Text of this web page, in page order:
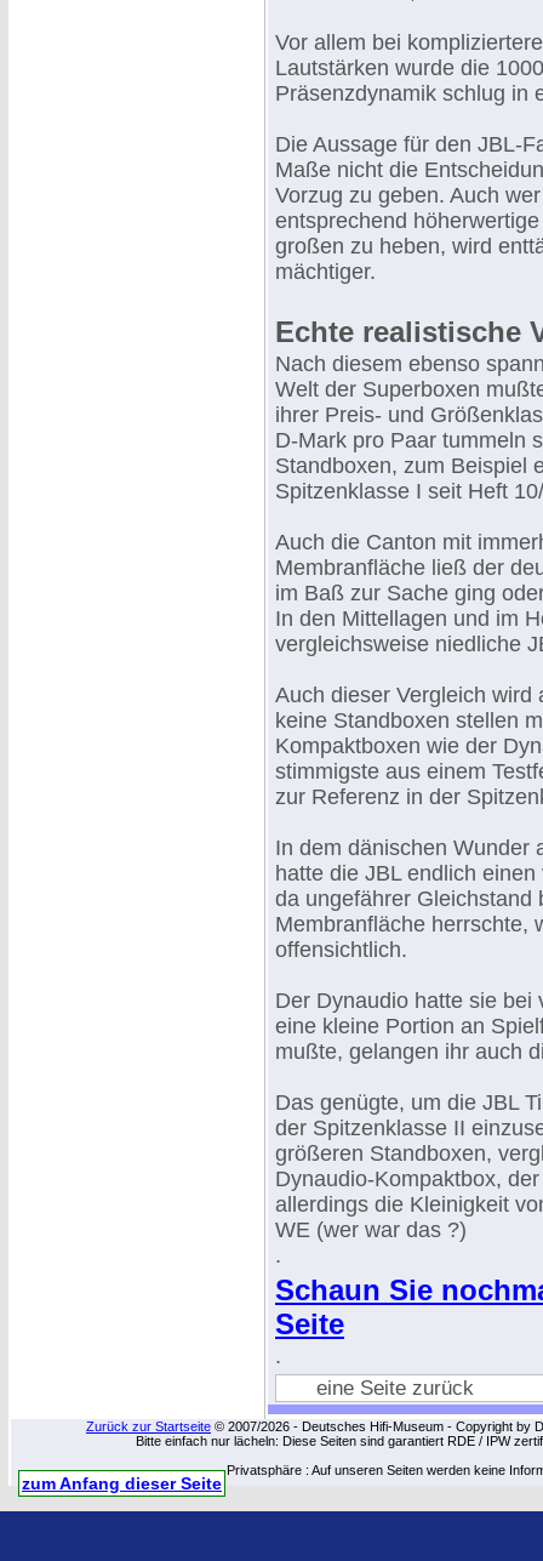
Vor allem bei
Lautstärken wurde die
Präsenzdynamik schlug in
Die Aussage für den JBL-
Maße nicht die
Vorzug zu geben. Auch
entsprechend
großen zu heben, wird
mächtiger.
Echte realistische
Nach diesem ebenso
Welt der Superboxen
ihrer Preis- und
D-Mark pro Paar tummeln
Standboxen, zum Beispiel
Spitzenklasse I seit Heft
Auch die Canton mit
Membranfläche ließ der
im Baß zur Sache ging
In den Mittellagen und im
vergleichsweise niedliche
Auch dieser Vergleich wird
keine Standboxen stellen
Kompaktboxen wie der
stimmigste aus einem
zur Referenz in der
In dem dänischen Wunder
hatte die JBL endlich
da ungefährer Gleichstand
Membranfläche herrschte,
offensichtlich.
Der Dynaudio hatte sie bei
eine kleine Portion an
mußte, gelangen ihr auch
Das genügte, um die JBL
der Spitzenklasse II
größeren Standboxen,
Dynaudio-Kompaktbox,
allerdings die Kleinigkeit
WE (wer war das ?)
.
Schaun Sie
Seite
.
eine Seite zurück
Zurück zur Startseite © 2007/2026 - Deutsches Hifi-Museum - Copyright by
Bitte einfach nur lächeln: Diese Seiten sind garantiert RDE / IPW
Privatsphäre : Auf unseren Seiten werden keine
zum Anfang dieser Seite